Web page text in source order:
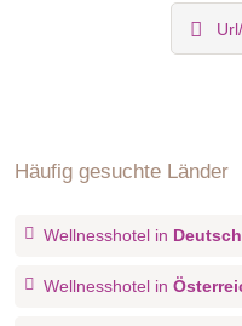
Häufig gesuchte Länder
Wellnesshotel in
Wellnesshotel in